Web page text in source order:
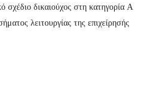
σχέδιο δικαιούχος στη κατηγορία Α
λειτουργίας της επιχείρησής